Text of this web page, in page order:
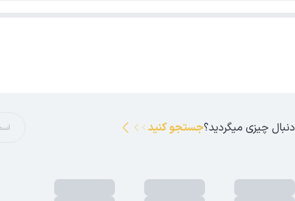
دنبال چیزی میگردید؟جستجو کنید